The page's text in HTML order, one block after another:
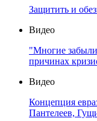
Защитить и
Видео
"Многие
причинах
Видео
Концепция
Пантелеев,